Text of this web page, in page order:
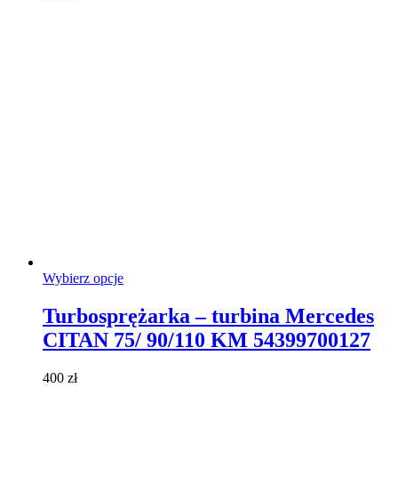
Wybierz opcjeTen
wiele
wariantów.
Turbosprężarka – turbina Mercedes
CITAN 75/ 90/110 KM 54399700127
400 zł